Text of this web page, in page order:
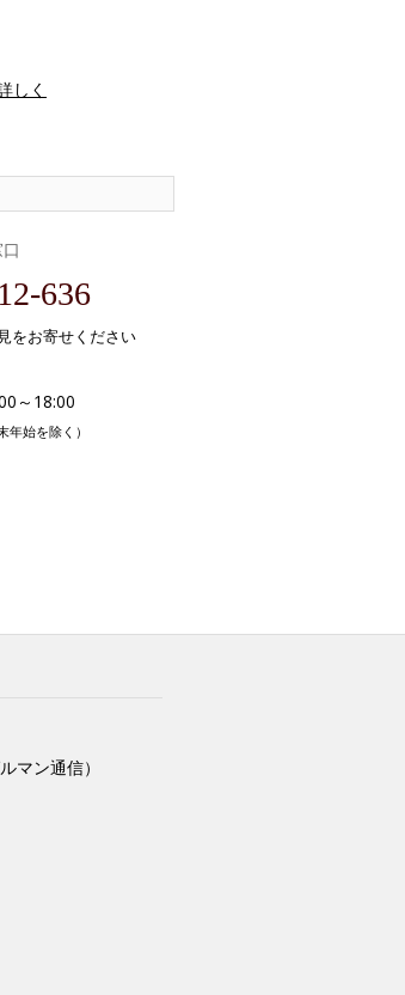
しく
636
をお寄せください
～18:00
年始を除く）
マン通信）